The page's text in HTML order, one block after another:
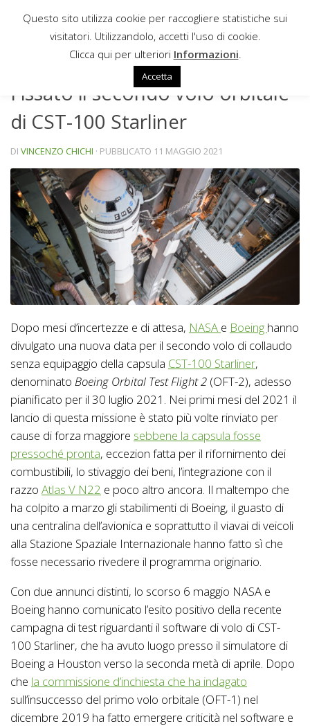
Sotto il contenuto
Fissato il secondo volo orbitale
di CST-100 Starliner
DI VINCENZO CHICHI · PUBBLICATO 11 MAGGIO 2021
Dopo mesi d’incertezze e di attesa, NASA e Boeing hanno
divulgato una nuova data per il secondo volo di collaudo
senza equipaggio della capsula CST-100 Starliner,
denominato Boeing Orbital Test Flight 2 (OFT-2), adesso
pianificato per il 30 luglio 2021. Nei primi mesi del 2021 il
lancio di questa missione è stato più volte rinviato per
cause di forza maggiore sebbene la capsula fosse
pressoché pronta, eccezion fatta per il rifornimento dei
combustibili, lo stivaggio dei beni, l’integrazione con il
razzo Atlas V N22 e poco altro ancora. Il maltempo che
ha colpito a marzo gli stabilimenti di Boeing, il guasto di
una centralina dell’avionica e soprattutto il viavai di veicoli
alla Stazione Spaziale Internazionale hanno fatto sì che
fosse necessario rivedere il programma originario.
Con due annunci distinti, lo scorso 6 maggio NASA e
Boeing hanno comunicato l’esito positivo della recente
campagna di test riguardanti il software di volo di CST-
100 Starliner, che ha avuto luogo presso il simulatore di
Boeing a Houston verso la seconda metà di aprile. Dopo
che la commissione d’inchiesta che ha indagato
sull’insuccesso del primo volo orbitale (OFT-1) nel
dicembre 2019 ha fatto emergere criticità nel software e
Questo sito utilizza cookie per raccogliere statistiche sui
visitatori. Utilizzandolo, accetti l'uso di cookie.
Clicca qui per ulteriori Informazioni
Accetta